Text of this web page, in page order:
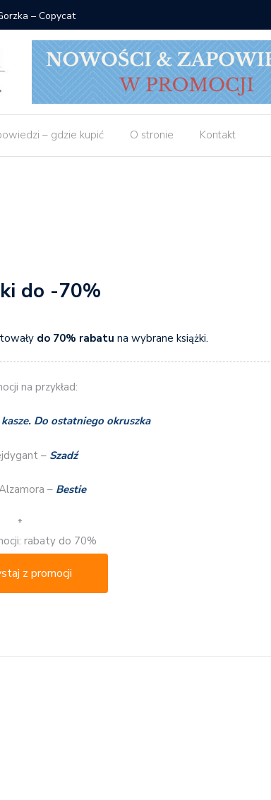
– Copycat
– gdzie kupić O stronie Kontakt
do -70%
do 70% rabatu na wybrane książki.
na przykład:
Do ostatniego okruszka
– Szadź
– Bestie
*
rabaty do 70%
z promocji